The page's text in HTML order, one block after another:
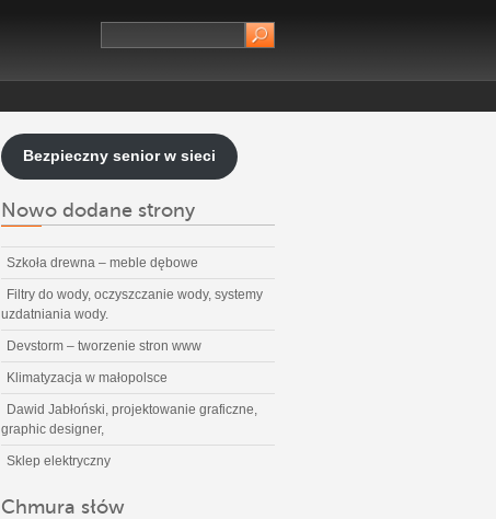
Bezpieczny senior w sieci
Nowo dodane strony
Szkoła drewna – meble dębowe
Filtry do wody, oczyszczanie wody, systemy
uzdatniania wody.
Devstorm – tworzenie stron www
Klimatyzacja w małopolsce
Dawid Jabłoński, projektowanie graficzne,
graphic designer,
Sklep elektryczny
Chmura słów